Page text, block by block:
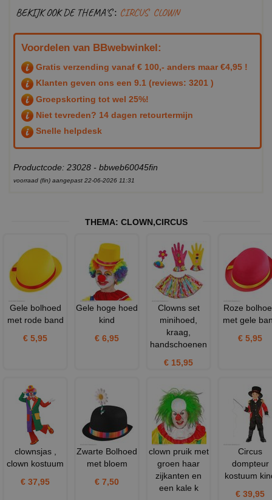
BEKIJK OOK DE THEMA'S : CIRCUS CLOWN
Voordelen van BBwebwinkel:
Gratis verzending vanaf € 100,- anders maar €4,95 !
Klanten geven ons een 9.1 (reviews: 3201 )
Groepskorting tot wel 25%!
Niet tevreden? 14 dagen retourtermijn
Snelle helpdesk
Productcode: 23028 - bbweb60045fin
voorraad (fin) aangepast 22-06-2026 11:31
THEMA: CLOWN,CIRCUS
Gele bolhoed
met rode band
€ 5,95
Gele hoge hoed
kind
€ 6,95
Clowns set
minihoed,
kraag,
handschoenen
€ 15,95
Roze
met gele
€ 5,95
clownsjas ,
clown kostuum
€ 37,95
Zwarte Bolhoed
met bloem
€ 7,50
clown pruik met
groen haar
zijkanten en
een kale k
Circus
dompteur
kostuum
€ 39,95